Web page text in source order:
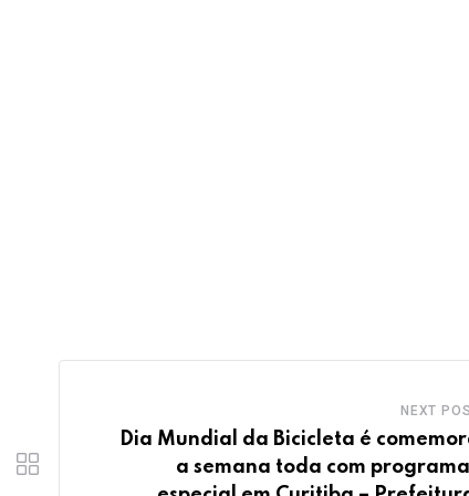
NEXT
Dia Mundial da Bicicleta é
a semana toda com